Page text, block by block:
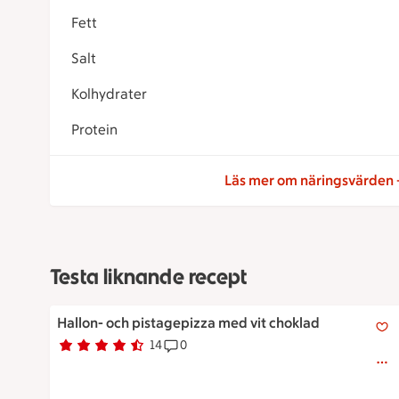
Fett
Salt
Kolhydrater
Protein
Läs mer om näringsvärden
Testa liknande recept
Hallon- och pistagepizza med vit choklad
Betyg 4.2 av 5. 14
14 personer har röstatReceptet har 0 kommentarer
0
Hallon- och pistagepizza med vit choklad